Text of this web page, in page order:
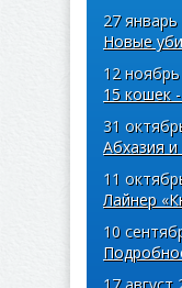
27
Новые
12
15 кошек
31
11
10